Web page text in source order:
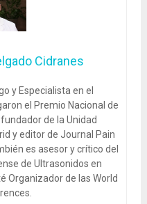
Cidranes
y Especialista en el
el Premio Nacional de
de la Unidad
y editor de Journal Pain
es asesor y crítico del
de Ultrasonidos en
Organizador de las World